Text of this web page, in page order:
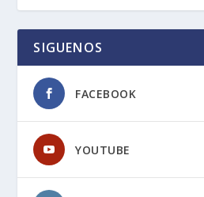
SIGUENOS
FACEBOOK
YOUTUBE